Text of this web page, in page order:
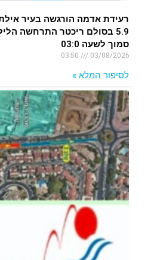
רעידת אדמה הורגשה בעיר
5.9 בסולם ריכטר התרחשה
סמוך לשעה 03:0
03/08/2026
לסיפור המלא »